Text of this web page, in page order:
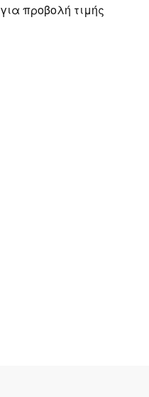
για προβολή τιμής